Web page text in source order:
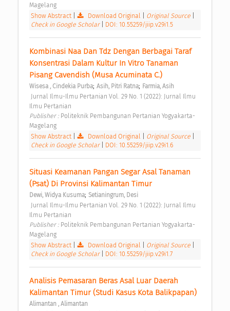
Magelang
Show Abstract| Download Original Original Source
Check in Google Scholar
DOI: 10.55259/jiip.v29i1.5
Kombinasi Naa Dan Tdz Dengan Berbagai Taraf
Konsentrasi Dalam Kultur In Vitro Tanaman
Pisang Cavendish (Musa Acuminata C.)
Wisesa , Cindekia Purba; Asih, Pitri Ratna; Farmia, Asih
Ilmu Pertanian
Publisher : Politeknik Pembangunan Pertanian Yogyakarta-
Magelang
Show Abstract| Download Original Original Source
Check in Google Scholar
DOI: 10.55259/jiip.v29i1.6
Situasi Keamanan Pangan Segar Asal Tanaman
(Psat) Di Provinsi Kalimantan Timur
Dewi, Widya Kusuma; Setianingrum, Desi
Ilmu Pertanian
Publisher : Politeknik Pembangunan Pertanian Yogyakarta-
Magelang
Show Abstract| Download Original Original Source
Check in Google Scholar
DOI: 10.55259/jiip.v29i1.7
Analisis Pemasaran Beras Asal Luar Daerah
Kalimantan Timur (Studi Kasus Kota Balikpapan)
Alimantan , Alimantan